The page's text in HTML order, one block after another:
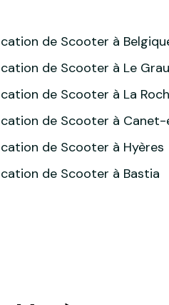
de Scooter à
de Scooter à Le
de Scooter à La
de Scooter à Canet-
de Scooter à Hyères
de Scooter à Bastia